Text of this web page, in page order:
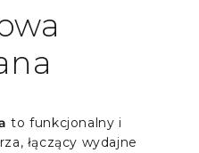
to funkcjonalny i
łączący wydajne